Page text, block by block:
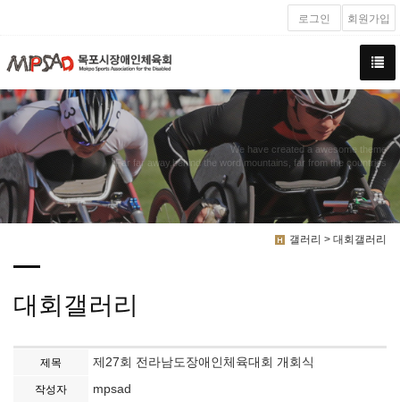
로그인 회원가입
We have created a awesome theme
Far far away,behind the word mountains, far from the countries
갤러리 > 대회갤러리
대회갤러리
제목 제27회 전라남도장애인체육대회 개회식
작성자 mpsad